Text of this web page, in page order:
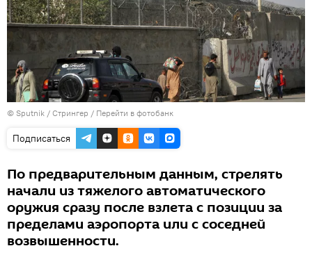
© Sputnik / Стрингер / Перейти в фотобанк
Подписаться
По предварительным данным, стрелять
начали из тяжелого автоматического
оружия сразу после взлета с позиции за
пределами аэропорта или с соседней
возвышенности.